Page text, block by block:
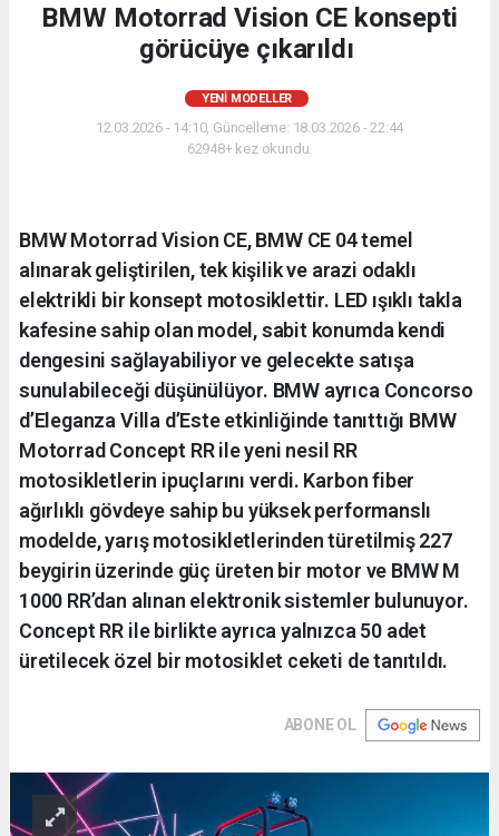
BMW Motorrad Vision CE konsepti
görücüye çıkarıldı
YENI MODELLER
12.03.2026 - 14:10, Güncelleme: 18.03.2026 - 22:44
62948+ kez okundu.
BMW Motorrad Vision CE, BMW CE 04 temel
alınarak geliştirilen, tek kişilik ve arazi odaklı
elektrikli bir konsept motosiklettir. LED ışıklı takla
kafesine sahip olan model, sabit konumda kendi
dengesini sağlayabiliyor ve gelecekte satışa
sunulabileceği düşünülüyor. BMW ayrıca Concorso
d’Eleganza Villa d’Este etkinliğinde tanıttığı BMW
Motorrad Concept RR ile yeni nesil RR
motosikletlerin ipuçlarını verdi. Karbon fiber
ağırlıklı gövdeye sahip bu yüksek performanslı
modelde, yarış motosikletlerinden türetilmiş 227
beygirin üzerinde güç üreten bir motor ve BMW M
1000 RR’dan alınan elektronik sistemler bulunuyor.
Concept RR ile birlikte ayrıca yalnızca 50 adet
üretilecek özel bir motosiklet ceketi de tanıtıldı.
ABONE OL